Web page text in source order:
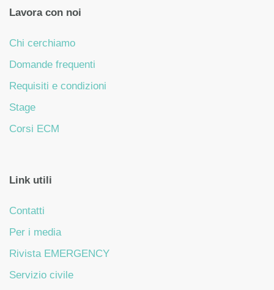
Lavora con noi
Chi cerchiamo
Domande frequenti
Requisiti e condizioni
Stage
Corsi ECM
Link utili
Contatti
Per i media
Rivista EMERGENCY
Servizio civile